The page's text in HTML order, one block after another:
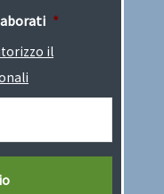
*
il